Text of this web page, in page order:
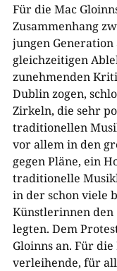
Für die Mac
Zusammenhang
jungen
gleichzeitigen
zunehmenden
Dublin zogen,
Zirkeln, die sehr
traditionellen
vor allem in den
gegen Pläne, ein
traditionelle
in der schon viele
Künstlerinnen
legten. Dem
Gloinns an. Für
verleihende, für